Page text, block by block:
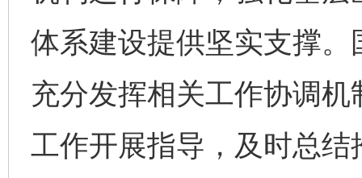
体系建设提供坚实支撑
充分发挥相关工作协调
工作开展指导，及时总